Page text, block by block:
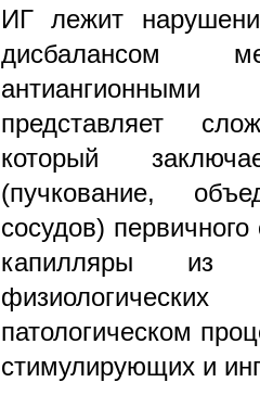
ИГ лежит
дисбалансом
представляет
который
(пучкование,
сосудов)
капилляры из
патологическом
стимулирующих и